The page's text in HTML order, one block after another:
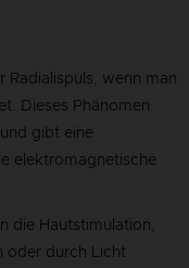
Radialispuls, wenn man
Dieses Phänomen
gibt eine
elektromagnetische
die Hautstimulation,
oder durch Licht